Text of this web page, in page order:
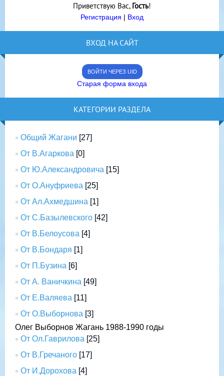
Приветствую Вас, Гость!
Регистрация | Вход
ВХОД НА САЙТ
ВОЙТИ ЧЕРЕЗ UID
Старая форма входа
КАТЕГОРИИ РАЗДЕЛА
Общий Жагани [27]
От В.Агаркова [0]
От Ю.Александровича [15]
От О.Ануфриева [25]
От Ал.Ахмедшина [1]
От С.Базылевского [42]
От В.Белоусова [4]
От В.Бондаря [1]
От П.Бузина [6]
От А. Ваничкина [49]
От Е.Валяева [11]
От О.Выборнова [3]
Олег Выборнов Жагань 1988-1990 годы
От Ол.Гаврилова [25]
От В.Гречаного [17]
От И.Дорохова [4]